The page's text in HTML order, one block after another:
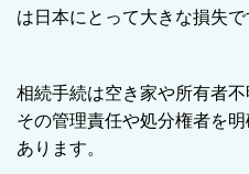
は日本にとって大きな損失で
相続手続は空き家や所有者
その管理責任や処分権者を
あります。